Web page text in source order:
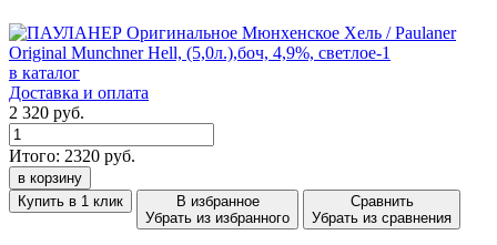
в каталог
Доставка и оплата
2 320 руб.
Итого: 2320 руб.
в корзину
Купить в 1 клик
В избранное
Убрать из избранного
Сравнить
Убрать из сравнения